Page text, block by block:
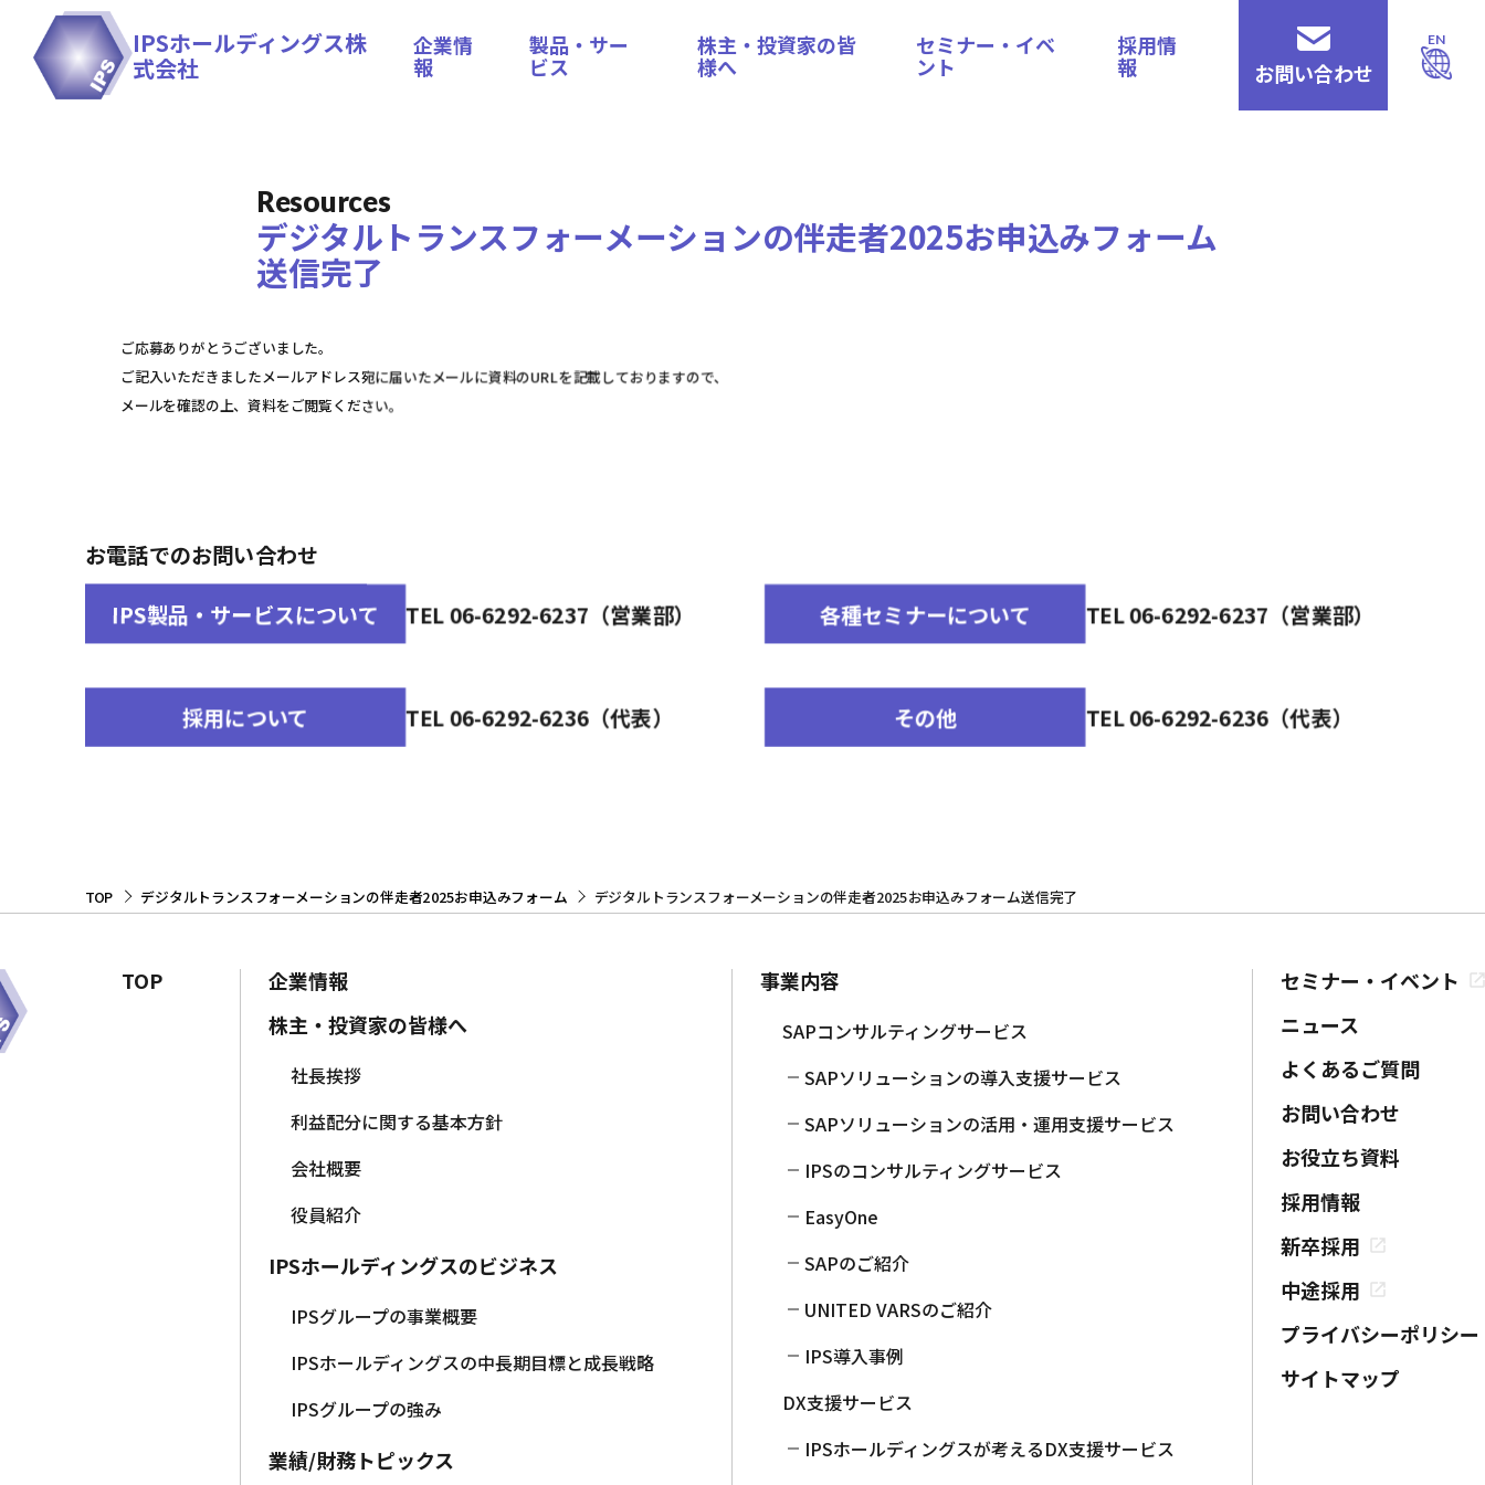
IPSホールディングス株
式会社
企業情
報
製品・サー
ビス
株主・投資家の皆
様へ
セミナー・イベ
ント
採用情
報 お問い合わせ
EN
Resources
デジタルトランスフォーメーションの伴走者2025お申込みフォーム
送信完了
ご応募ありがとうございました。
ご記入いただきましたメールアドレス宛に届いたメールに資料のURLを記載しておりますので、
メールを確認の上、資料をご閲覧ください。
お電話でのお問い合わせ
IPS製品・サービスについて
TEL 06-6292-6237（営業部） 各種セミナーについて TEL 06-6292-6237（営業部）
採用について TEL 06-6292-6236（代表） その他 TEL 06-6292-6236（代表）
TOP デジタルトランスフォーメーションの伴走者2025お申込みフォーム デジタルトランスフォーメーションの伴走者2025お申込みフォーム送信完了
TOP
企業情報
株主・投資家の皆様へ
社長挨拶
利益配分に関する基本方針
会社概要
役員紹介
IPSホールディングスのビジネス
IPSグループの事業概要
IPSホールディングスの中長期目標と成長戦略
IPSグループの強み
業績/財務トピックス
事業内容
SAPコンサルティングサービス
SAPソリューションの導入支援サービス
SAPソリューションの活用・運用支援サービス
IPSのコンサルティングサービス
EasyOne
SAPのご紹介
UNITED VARSのご紹介
IPS導入事例
DX支援サービス
IPSホールディングスが考えるDX支援サービス
セミナー・イベント
ニュース
よくあるご質問
お問い合わせ
お役立ち資料
採用情報
新卒採用
中途採用
プライバシーポリシー
サイトマップ